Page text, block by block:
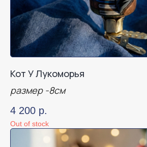
Кот У Лукоморья
размер -8см
4 200 р.
Out of stock